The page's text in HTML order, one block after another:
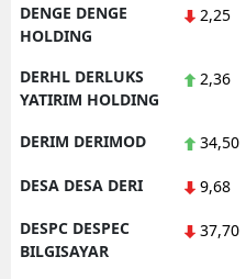
DENGE DENGE
HOLDING
2,25
DERHL DERLUKS
YATIRIM HOLDING
2,36
DERIM DERIMOD 34,50
DESA DESA DERI 9,68
DESPC DESPEC
BILGISAYAR
37,70